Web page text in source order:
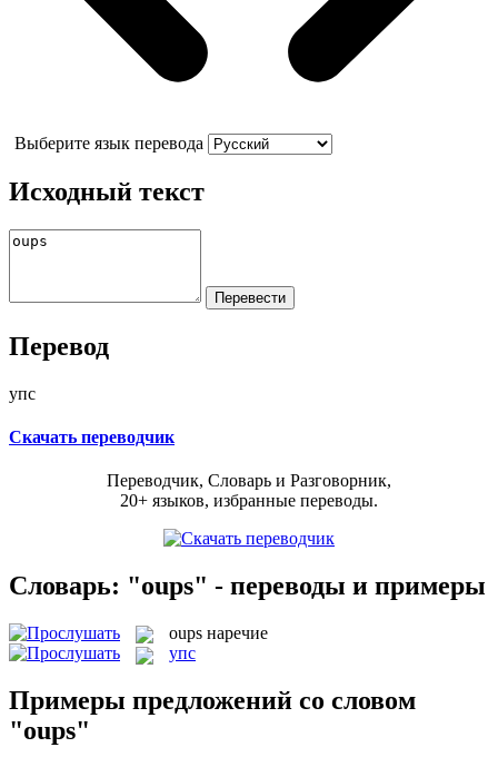
Выберите язык перевода
Исходный текст
Перевод
упс
Скачать переводчик
Переводчик, Словарь и Разговорник,
20+ языков, избранные переводы.
Словарь: "oups" - переводы и примеры
oups наречие
упс
Примеры предложений со словом
"oups"